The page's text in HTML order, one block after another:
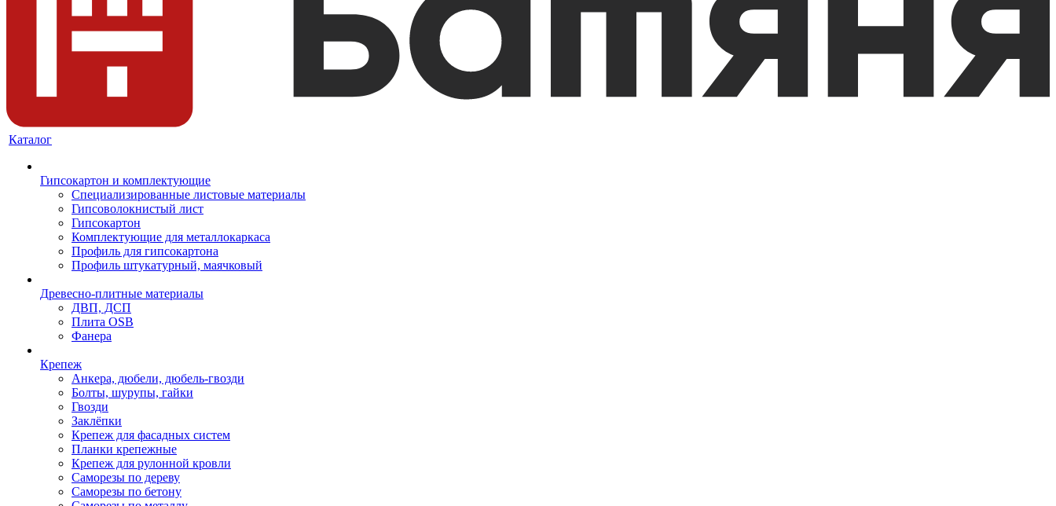
Каталог
Гипсокартон и комплектующие
Специализированные листовые материалы
Гипсоволокнистый лист
Гипсокартон
Комплектующие для металлокаркаса
Профиль для гипсокартона
Профиль штукатурный, маячковый
Древесно-плитные материалы
ДВП, ДСП
Плита OSB
Фанера
Крепеж
Анкера, дюбели, дюбель-гвозди
Болты, шурупы, гайки
Гвозди
Заклёпки
Крепеж для фасадных систем
Планки крепежные
Крепеж для рулонной кровли
Саморезы по дереву
Саморезы по бетону